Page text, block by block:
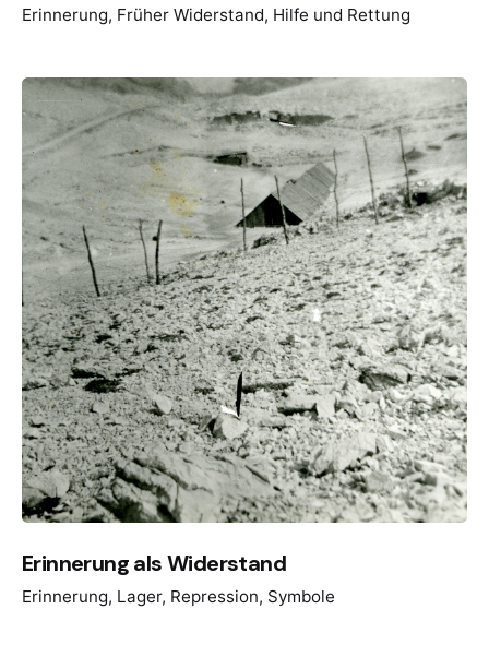
Erinnerung Früher Widerstand Hilfe und Rettung
Erinnerung als Widerstand
Erinnerung Lager Repression Symbole